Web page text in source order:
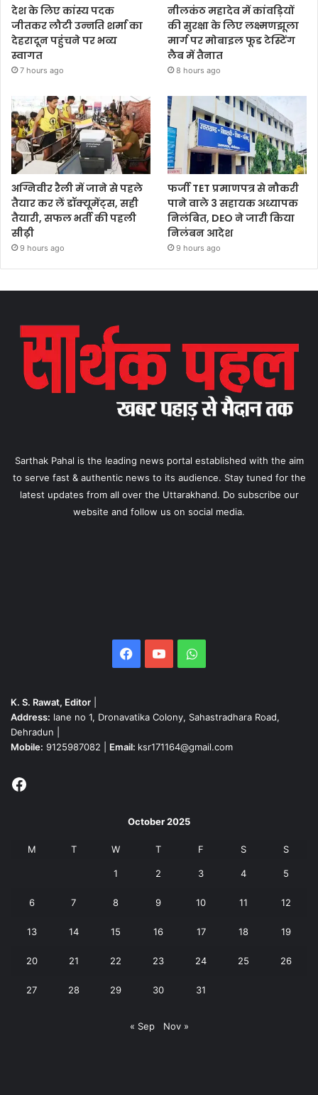
देश के लिए कांस्य पदक
जीतकर लौटी उन्नति शर्मा का
देहरादून पहुंंचने पर भव्य
स्वागत
7 hours ago
नीलकंठ महादेव में कांवड़ियों
की सुरक्षा के लिए लक्ष्मणझूला
मार्ग पर मोबाइल फूड टेस्टिंग
लैब में तैनात
8 hours ago
अग्निवीर रैली में जाने से पहले
तैयार कर लें डॉक्यूमेंट्स, सही
तैयारी, सफल भर्ती की पहली
सीढ़ी
9 hours ago
फर्जी TET प्रमाणपत्र से नौकरी
पाने वाले 3 सहायक अध्यापक
निलंबित, DEO ने जारी किया
निलंबन आदेश
9 hours ago
Sarthak Pahal is the leading news portal established with the aim
to serve fast & authentic news to its audience. Stay tuned for the
latest updates from all over the Uttarakhand. Do subscribe our
website and follow us on social media.
Facebook
YouTubeWhatsApp
K. S. Rawat, Editor
Address: lane no 1, Dronavatika Colony, Sahastradhara Road,
Dehradun |
Mobile: 9125987082 | Email: ksr171164@gmail.com
Facebook
October 2025
M T W T F S S
1 2 3 4 5
6 7 8 9 10 11 12
13 14 15 16 17 18 19
20 21 22 23 24 25 26
27 28 29 30 31
« Sep Nov »